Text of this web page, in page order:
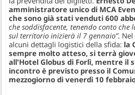
amministratore unico di MCA
che sono già stati venduti 600
che soddisfacente, tenendo conto che
sul territorio inizierà il 7 gennaio”.
alcuni dettagli logistici della sfida: la
sempre molto atteso, si terrà
all'Hotel Globus di Forlì, mentre il
incontro è previsto presso il
mezzogiorno di venerdì 10